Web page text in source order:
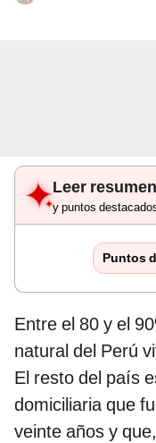
Leer resumen
y puntos
Puntos
Entre el 80 y el
natural del Perú
El resto del país
domiciliaria que
veinte años y